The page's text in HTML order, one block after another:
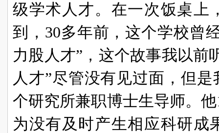
级学术人才。在一次饭桌上
到，30多年前，这个学校曾
力股人才”，这个故事我以前
人才”尽管没有见过面，但
个研究所兼职博士生导师。
为没有及时产生相应科研成